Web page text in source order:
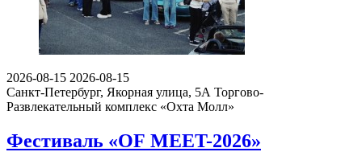
2026-08-15 2026-08-15
Санкт-Петербург, Якорная улица, 5А Торгово-
Развлекательный комплекс «Охта Молл»
Фестиваль «OF MEET-2026»